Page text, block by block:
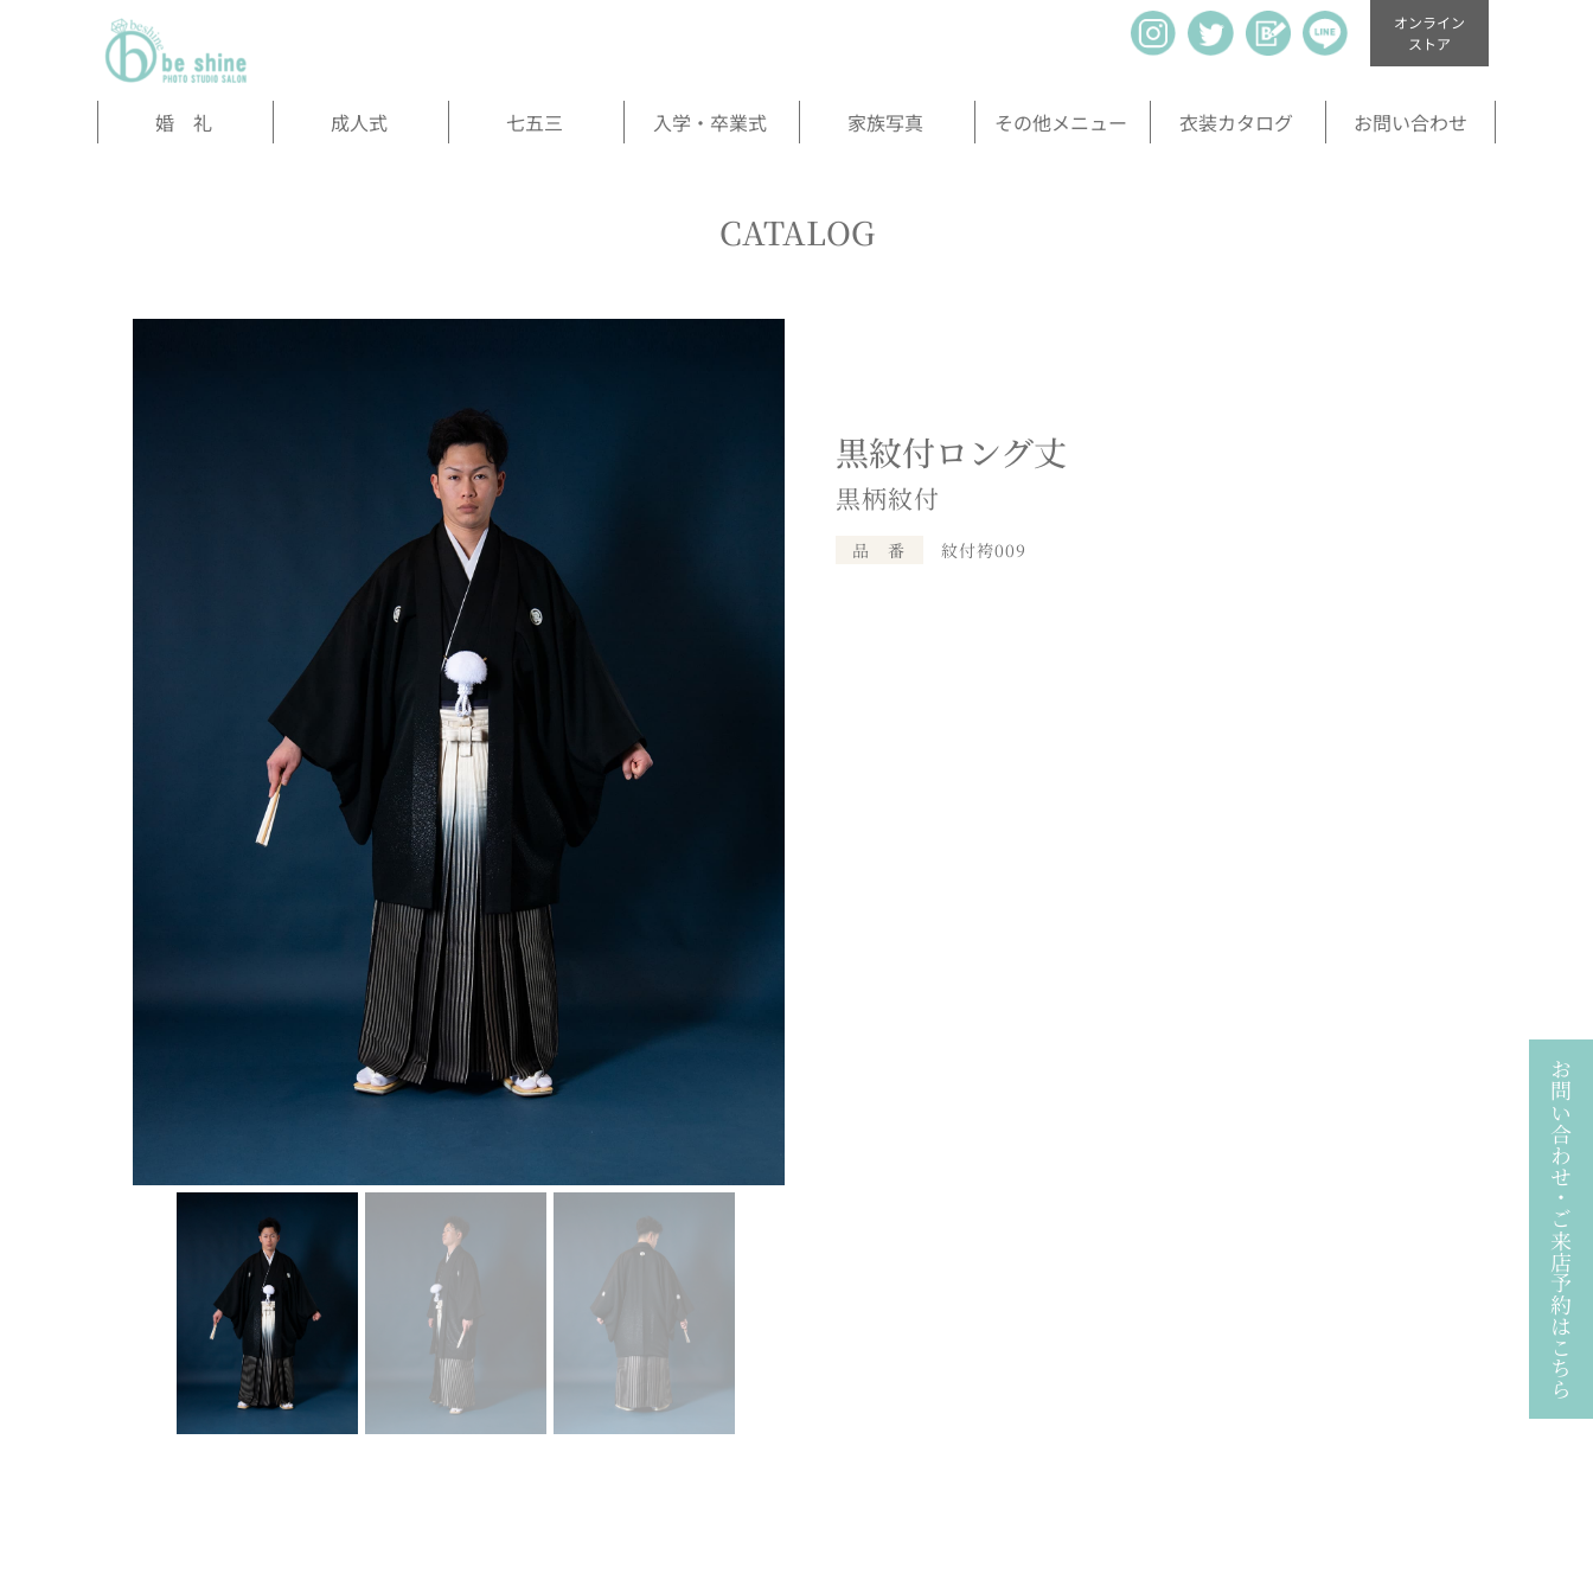
オンライン
ストア
婚 礼 成人式 七五三 入学・卒業式 家族写真 その他メニュー 衣装カタログ お問い合わせ
CATALOG
黒紋付ロング丈
黒柄紋付
品 番 紋付袴009
お問い合わせ・ご来店予約はこちら